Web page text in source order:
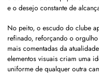
e o desejo constante de
No peito, o escudo do clube
refinado, reforçando o
mais comentadas da
elementos visuais criam uma
uniforme de qualquer outra